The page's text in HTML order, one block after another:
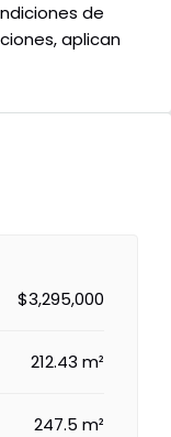
de
aplican
$3,295,000
212.43 m²
247.5 m²